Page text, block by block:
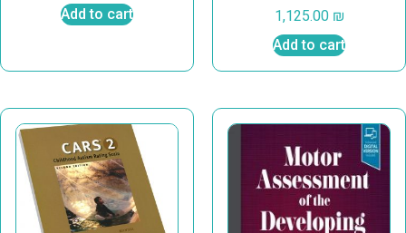
Add to cart
1,125.00 ₪
Add to cart